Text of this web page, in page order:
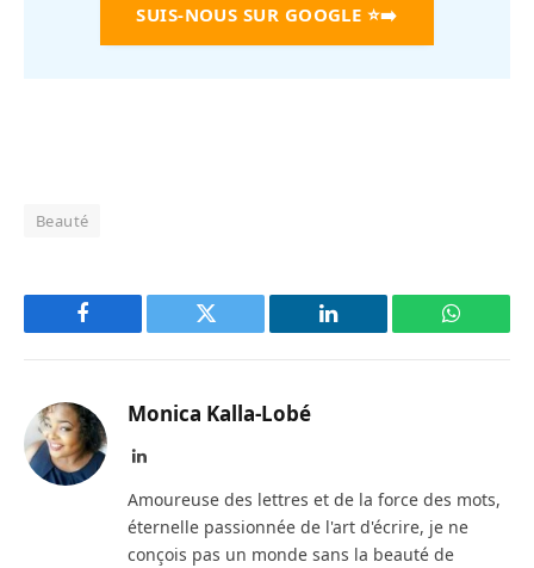
SUIS-NOUS SUR GOOGLE ⭐➡️
Beauté
Facebook Twitter LinkedIn
Monica Kalla-Lobé
LinkedIn
Amoureuse des lettres et de la force des mots,
éternelle passionnée de l'art d'écrire, je ne
conçois pas un monde sans la beauté de